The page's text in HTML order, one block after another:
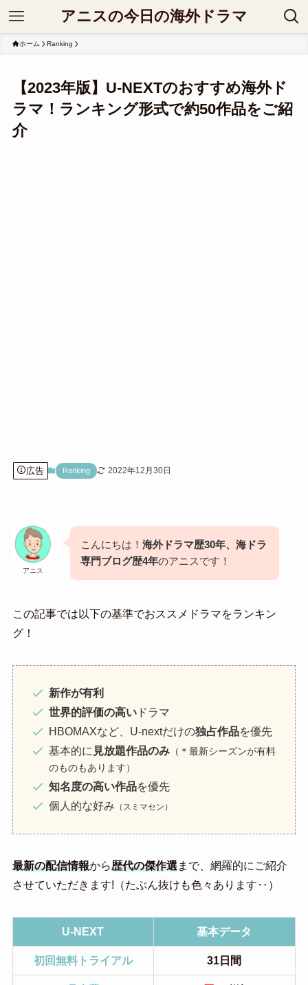
アニスの今日の海外ドラマ
ホーム Ranking
【2023年版】U-NEXTのおすすめ海外ド
ラマ！ランキング形式で約50作品をご紹
介
広告 Ranking 2022年12月30日
アニス
こんにちは！海外ドラマ歴30年、海ドラ
専門ブログ歴4年のアニスです！
この記事では以下の基準でおススメドラマをランキン
グ！
新作が有利
世界的評価の高いドラマ
HBOMAXなど、U-nextだけの独占作品を優先
基本的に 見放題作品のみ（＊最新シーズンが有料
のものもあります）
知名度の高い作品を優先
個人的な好み （スミマセン）
最新の配信情報から歴代の傑作選まで、網羅的にご紹介
させていただきます!（たぶん抜けも色々あります‥）
U-NEXT 基本データ
初回無料トライアル 31日間